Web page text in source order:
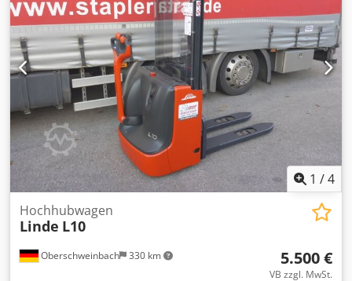
1 /4
Oberschweinbach 330 km
Hochhubwagen
Linde L10
5.500 €
VB zzgl. MwSt.